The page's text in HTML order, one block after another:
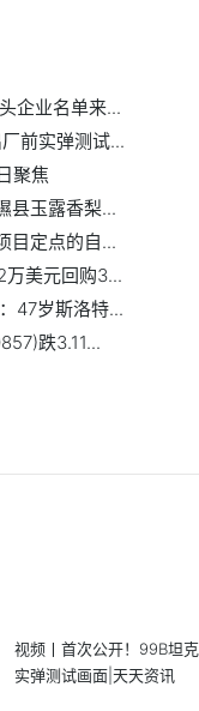
企业名单来...
前实弹测试...
聚焦
县玉露香梨...
目定点的自...
万美元回购3...
47岁斯洛特...
跌3.11...
视频丨首次公开！99B坦
实弹测试画面|天天资讯